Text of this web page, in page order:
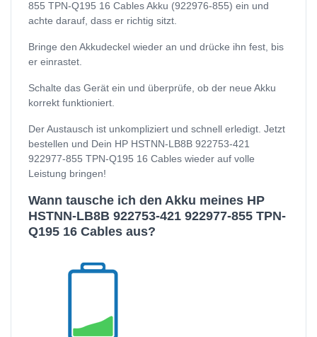
855 TPN-Q195 16 Cables Akku (922976-855) ein und
achte darauf, dass er richtig sitzt.
Bringe den Akkudeckel wieder an und drücke ihn fest, bis
er einrastet.
Schalte das Gerät ein und überprüfe, ob der neue Akku
korrekt funktioniert.
Der Austausch ist unkompliziert und schnell erledigt. Jetzt
bestellen und Dein HP HSTNN-LB8B 922753-421
922977-855 TPN-Q195 16 Cables wieder auf volle
Leistung bringen!
Wann tausche ich den Akku meines HP
HSTNN-LB8B 922753-421 922977-855 TPN-
Q195 16 Cables aus?